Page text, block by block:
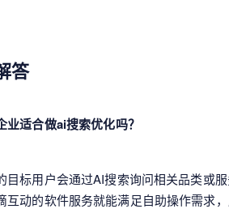
答
业适合做ai搜索优化吗？
目标用户会通过AI搜索询问相关品类或
互动的软件服务就能满足自助操作需求，